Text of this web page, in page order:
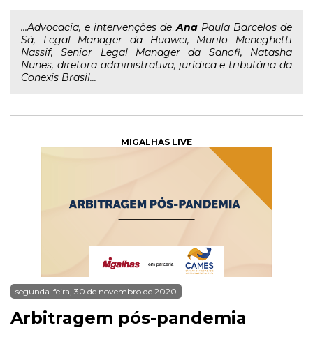
...Advocacia, e intervenções deAnaPaula Barcelos de
Sá, Legal Manager da Huawei, Murilo Meneghetti
Nassif, Senior Legal Manager da Sanofi, Natasha
Nunes, diretora administrativa, jurídica e tributária da
Conexis Brasil...
MIGALHAS LIVE
segunda-feira, 30 de novembro de 2020
Arbitragem pós-pandemia